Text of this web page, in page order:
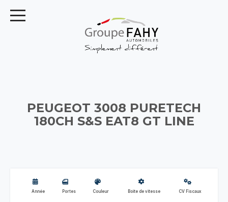
PEUGEOT 3008 PURETECH
180CH S&S EAT8 GT LINE
Année Portes Couleur Boite de vitesse CV Fiscaux